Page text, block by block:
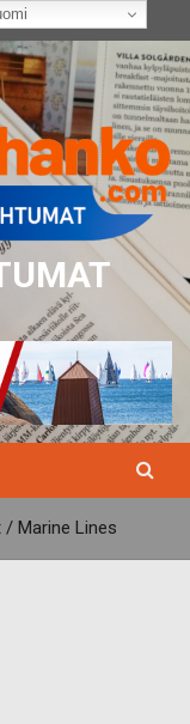
Marine Lines